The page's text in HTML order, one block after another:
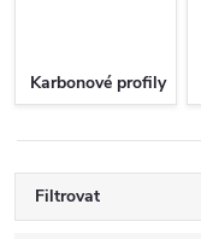
Karbonové profily
Filtrovat